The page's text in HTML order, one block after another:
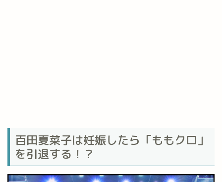
百田夏菜子は妊娠したら「ももクロ」
を引退する！？